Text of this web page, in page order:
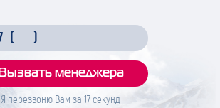
Я перезвоню Вам за 17секунд